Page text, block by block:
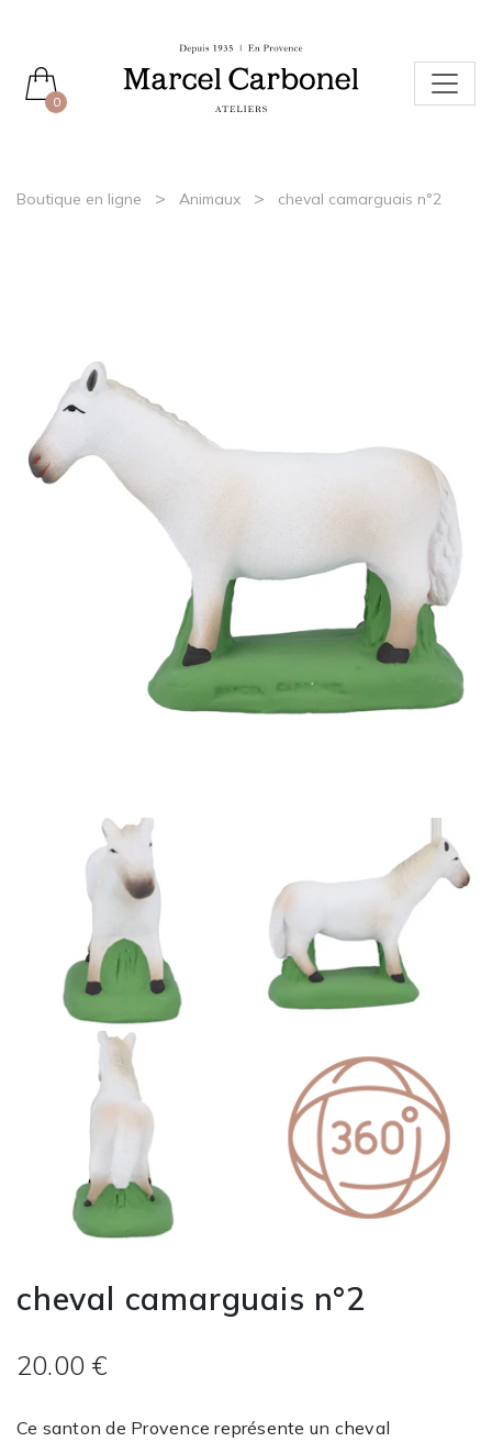
0
Boutique en ligne > Animaux > cheval camarguais n°2
cheval camarguais n°2
20.00 €
Ce santon de Provence représente un cheval